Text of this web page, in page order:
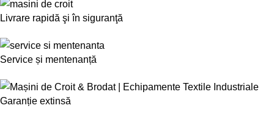
Livrare rapidă şi în siguranţă
Service și mentenanță
Garanție extinsă